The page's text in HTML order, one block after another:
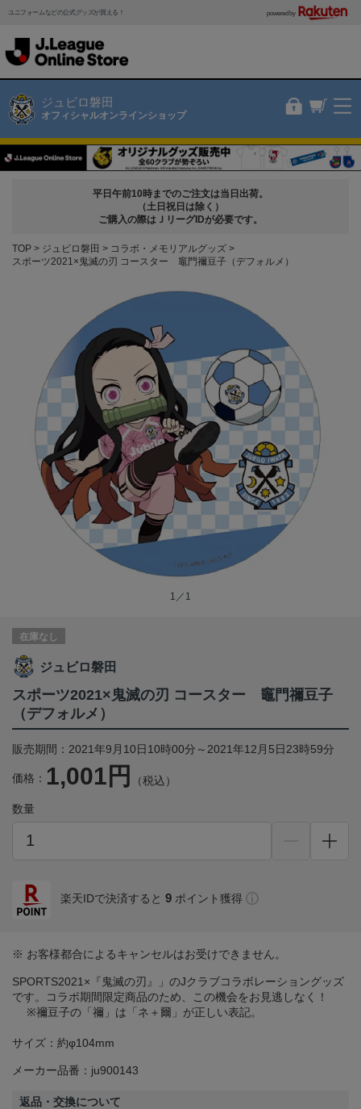
ユニフォームなどの公式グッズが買える！ powered by
ジュビロ磐田
オフィシャルオンラインショップ
平日午前10時までのご注文は当日出荷。
（土日祝日は除く）
ご購入の際はＪリーグIDが必要です。
TOP ジュビロ磐田
コラボ・メモリアルグッズ
スポーツ2021×鬼滅の刃 コースター 竈門禰豆子（デフォルメ）
1／1
在庫なし
ジュビロ磐田
スポーツ2021×鬼滅の刃 コースター 竈門禰豆子
（デフォルメ）
販売期間：2021年9月10日10時00分～2021年12月5日23時59分
価格： 1,001円 （税込）
数量
楽天IDで決済すると 9 ポイント獲得
※ お客様都合によるキャンセルはお受けできません。
SPORTS2021×『鬼滅の刃』」のJクラブコラボレーショングッズ
です。コラボ期間限定商品のため、この機会をお見逃しなく！
※禰豆子の「禰」は「ネ＋爾」が正しい表記。
サイズ：約φ104mm
メーカー品番：ju900143
返品・交換について